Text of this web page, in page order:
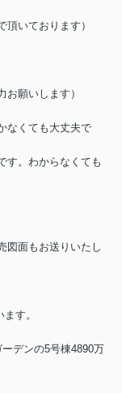
頂いております）
お願いします）
なくても大丈夫で
す。わからなくても
図面もお送りいたし
す。
デンの5号棟4890万